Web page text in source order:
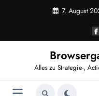
7. August
Alles zu Strategie-,